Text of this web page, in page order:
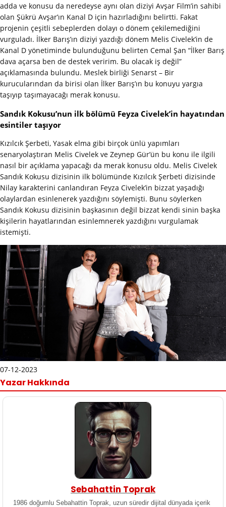
adda ve konusu da neredeyse aynı olan diziyi Avşar Film’in sahibi
olan Şükrü Avşar’ın Kanal D için hazırladığını belirtti. Fakat
projenin çeşitli sebeplerden dolayı o dönem çekilemediğini
vurguladı. İlker Barış’ın diziyi yazdığı dönem Melis Civelek’in de
Kanal D yönetiminde bulunduğunu belirten Cemal Şan “İlker Barış
dava açarsa ben de destek veririm. Bu olacak iş değil”
açıklamasında bulundu. Meslek birliği Senarst – Bir
kurucularından da birisi olan İlker Barış’ın bu konuyu yargıa
taşıyıp taşımayacağı merak konusu.
Sandık Kokusu’nun ilk bölümü Feyza Civelek’in hayatından
esintiler taşıyor
Kızılcık Şerbeti, Yasak elma gibi birçok ünlü yapımları
senaryolaştıran Melis Civelek ve Zeynep Gür’ün bu konu ile ilgili
nasıl bir açıklama yapacağı da merak konusu oldu. Melis Civelek
Sandık Kokusu dizisinin ilk bölümünde Kızılcık Şerbeti dizisinde
Nilay karakterini canlandıran Feyza Civelek’in bizzat yaşadığı
olaylardan esinlenerek yazdığını söylemişti. Bunu söylerken
Sandık Kokusu dizisinin başkasının değil bizzat kendi sinin başka
kişilerin hayatlarından esinlemnerek yazdığını vurgulamak
istemişti.
07-12-2023
Yazar Hakkında
Sebahattin Toprak
1986 doğumlu Sebahattin Toprak, uzun süredir dijital dünyada içerik